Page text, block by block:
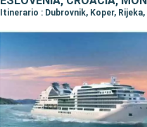
Itinerario : Dubrovnik, Koper,